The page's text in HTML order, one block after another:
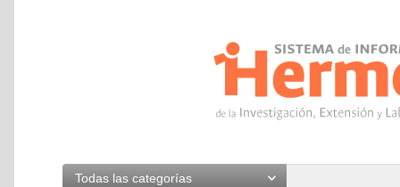
Todas las categorías